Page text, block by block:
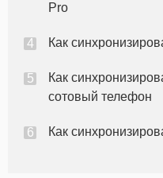
Pro
Как
Как
сотовый телефон
Как